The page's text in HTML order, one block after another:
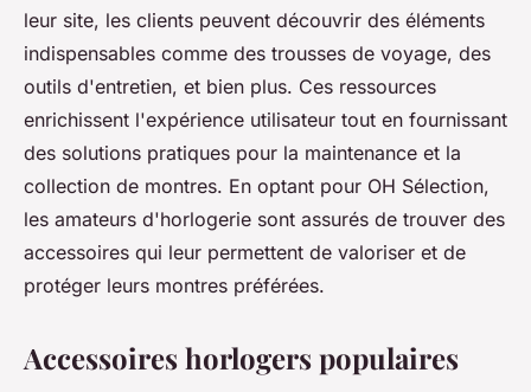
leur site, les clients peuvent découvrir des éléments
indispensables comme des trousses de voyage, des
outils d'entretien, et bien plus. Ces ressources
enrichissent l'expérience utilisateur tout en fournissant
des solutions pratiques pour la maintenance et la
collection de montres. En optant pour OH Sélection,
les amateurs d'horlogerie sont assurés de trouver des
accessoires qui leur permettent de valoriser et de
protéger leurs montres préférées.
Accessoires horlogers populaires